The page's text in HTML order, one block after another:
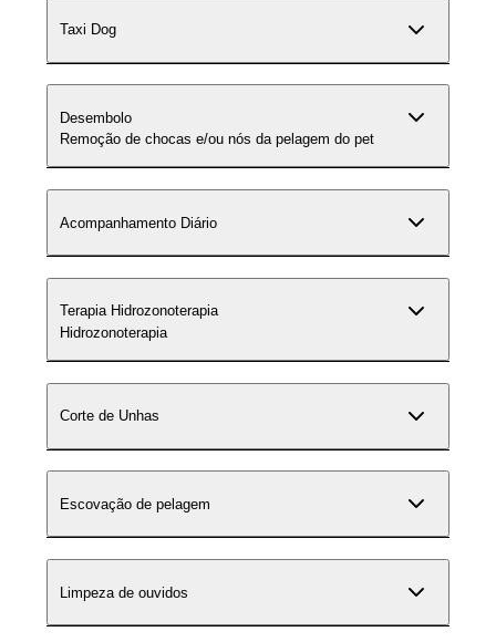
Taxi Dog
Desembolo
Remoção de chocas e/ou nós da pelagem do pet
Acompanhamento Diário
Terapia Hidrozonoterapia
Hidrozonoterapia
Corte de Unhas
Escovação de pelagem
Limpeza de ouvidos